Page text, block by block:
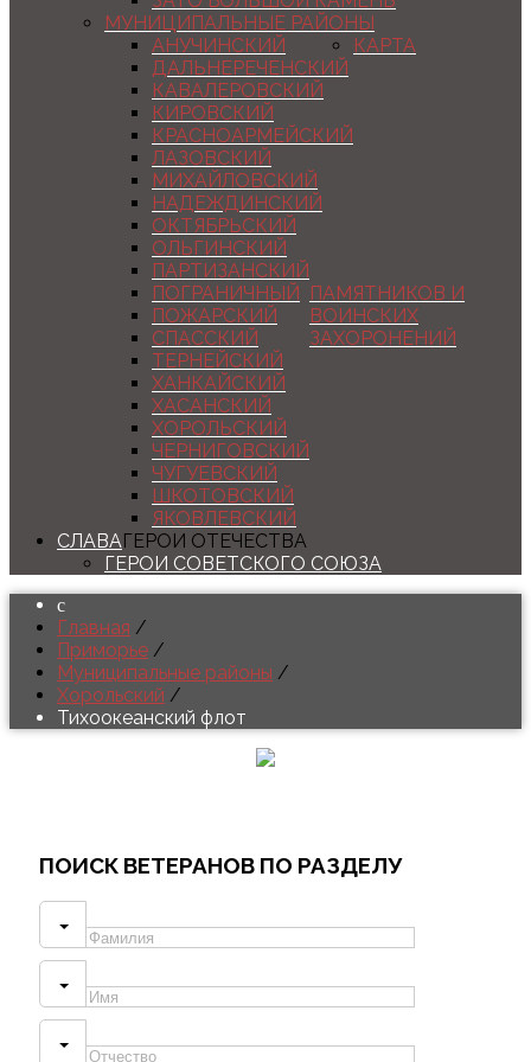
МУНИЦИПАЛЬНЫЕ РАЙОНЫ
АНУЧИНСКИЙ
ДАЛЬНЕРЕЧЕНСКИЙ
КАВАЛЕРОВСКИЙ
КИРОВСКИЙ
КРАСНОАРМЕЙСКИЙ
ЛАЗОВСКИЙ
МИХАЙЛОВСКИЙ
НАДЕЖДИНСКИЙ
ОКТЯБРЬСКИЙ
ОЛЬГИНСКИЙ
ПАРТИЗАНСКИЙ
ПОГРАНИЧНЫЙ
ПОЖАРСКИЙ
СПАССКИЙ
ТЕРНЕЙСКИЙ
ХАНКАЙСКИЙ
ХАСАНСКИЙ
ХОРОЛЬСКИЙ
ЧЕРНИГОВСКИЙ
ЧУГУЕВСКИЙ
ШКОТОВСКИЙ
ЯКОВЛЕВСКИЙ
КАРТА
ПАМЯТНИКОВ И
ВОИНСКИХ
ЗАХОРОНЕНИЙ
СЛАВАГЕРОИ ОТЕЧЕСТВА
ГЕРОИ СОВЕТСКОГО СОЮЗА
Главная /
Приморье /
Муниципальные районы /
Хорольский /
Тихоокеанский флот
ПОИСК ВЕТЕРАНОВ ПО РАЗДЕЛУ